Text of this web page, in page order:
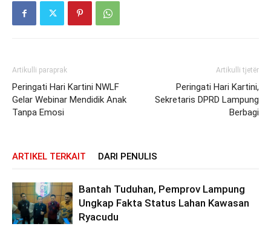
Artikulli paraprak
Peringati Hari Kartini NWLF
Gelar Webinar Mendidik Anak
Tanpa Emosi
Artikulli tjetër
Peringati Hari Kartini,
Sekretaris DPRD Lampung
Berbagi
ARTIKEL TERKAIT DARI PENULIS
Bantah Tuduhan, Pemprov Lampung
Ungkap Fakta Status Lahan Kawasan
Ryacudu